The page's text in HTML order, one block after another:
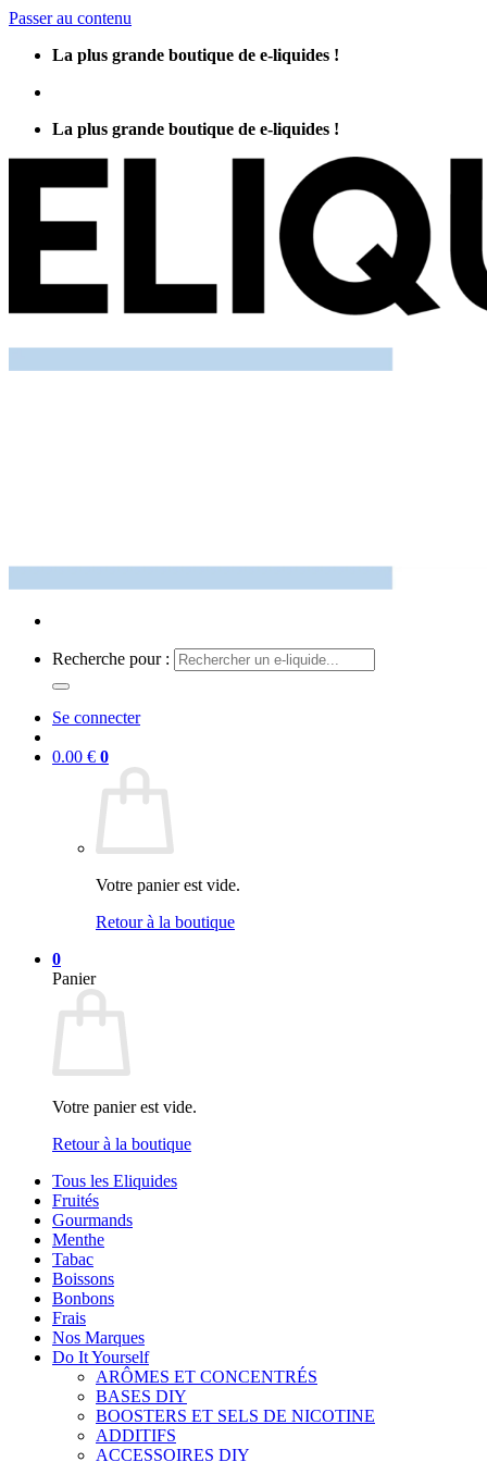
Passer au contenu
La plus grande boutique de e-liquides !
La plus grande boutique de e-liquides !
Recherche pour :
Se connecter
0.00 € 0
Votre panier est vide.
Retour à la boutique
0
Panier
Votre panier est vide.
Retour à la boutique
Tous les Eliquides
Fruités
Gourmands
Menthe
Tabac
Boissons
Bonbons
Frais
Nos Marques
Do It Yourself
ARÔMES ET CONCENTRÉS
BASES DIY
BOOSTERS ET SELS DE NICOTINE
ADDITIFS
ACCESSOIRES DIY